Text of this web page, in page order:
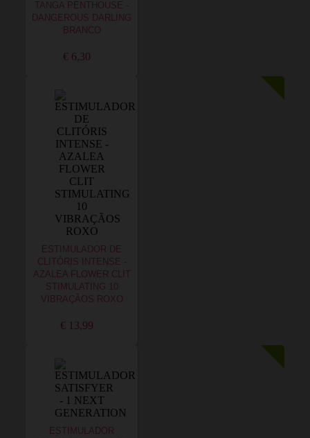
TANGA PENTHOUSE -
DANGEROUS DARLING
BRANCO
€ 6,30
ESTIMULADOR DE
CLITÓRIS INTENSE -
AZALEA FLOWER CLIT
STIMULATING 10
VIBRAÇÃOS ROXO
€ 13,99
ESTIMULADOR